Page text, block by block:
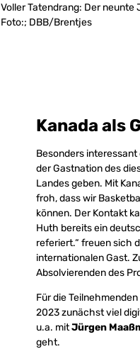
Voller Tatendrang: Der
Foto:; DBB/Brentjes
Kanada als
Besonders
der Gastnation des
Landes geben. Mit
froh, dass wir
können. Der Kontakt
Huth bereits ein
referiert.“ freuen sich
internationalen Gast.
Absolvierenden des
Für die
2023 zunächst viel
u.a. mitJürgen
geht.